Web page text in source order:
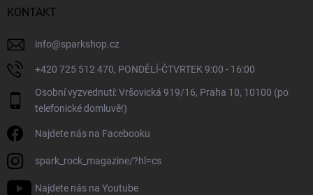
p
i
s
KONTAKT
info@sparkshop.cz
+420 725 512 470, PONDĚLÍ-ČTVRTEK 9:00 - 16:00
Osobní vyzvednutí: Vršovická 919/16, Praha 10, 10100 (po
telefonické domluvě!)
Najdete nás na Facebooku
spark_rock_magazine/?hl=cs
Najdete nás na Youtube